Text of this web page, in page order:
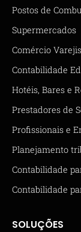
Postos de
Supermercados
Comércio
Contabilidade
Hotéis, Bares e
Prestadores de
Profissionais e
Planejamento
Contabilidade
Contabilidade
SOLUÇÕES